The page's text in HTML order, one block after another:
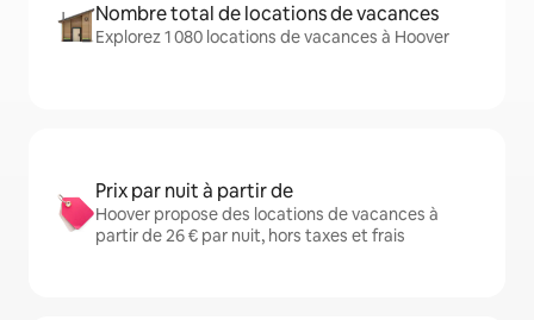
Nombre total de locations de vacances
Explorez 1 080 locations de vacances à Hoover
Prix par nuit à partir de
Hoover propose des locations de vacances à
partir de 26 € par nuit, hors taxes et frais